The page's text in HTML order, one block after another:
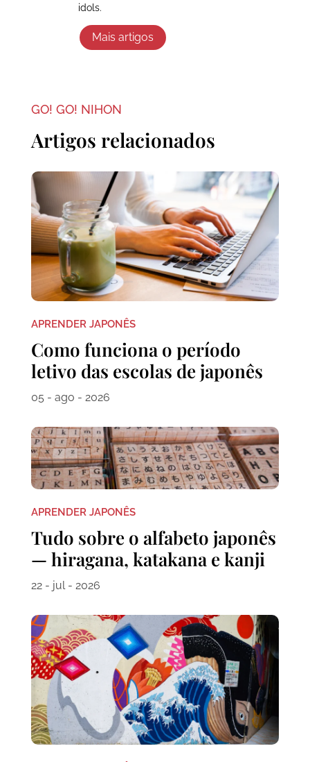
idols.
Mais artigos
GO! GO! NIHON
Artigos relacionados
APRENDER JAPONÊS
Como funciona o período
letivo das escolas de japonês
05 - ago - 2026
APRENDER JAPONÊS
Tudo sobre o alfabeto japonês
— hiragana, katakana e kanji
22 - jul - 2026